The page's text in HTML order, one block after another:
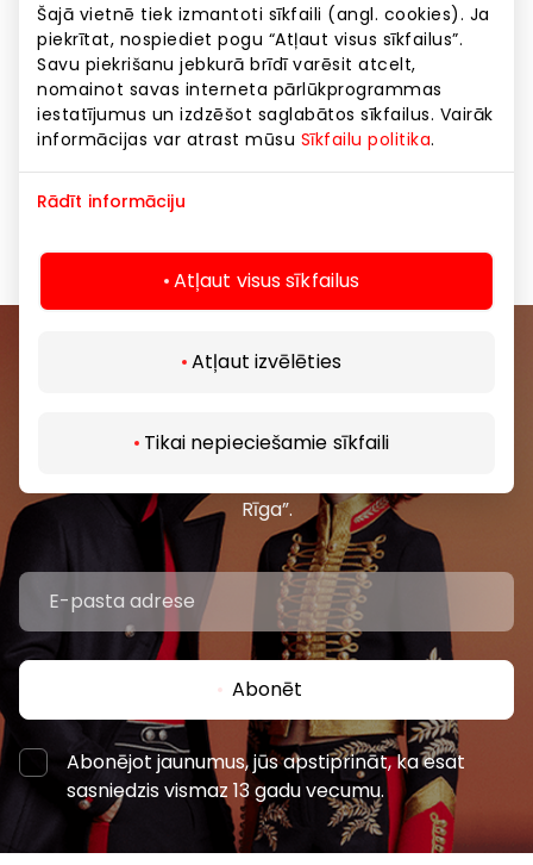
Šajā vietnē tiek izmantoti sīkfaili (angl. cookies). Ja
piekrītat, nospiediet pogu “Atļaut visus sīkfailus”.
Savu piekrišanu jebkurā brīdī varēsit atcelt,
nomainot savas interneta pārlūkprogrammas
iestatījumus un izdzēšot saglabātos sīkfailus. Vairāk
informācijas var atrast mūsu Sīkfailu politika.
Rādīt informāciju
Atļaut visus sīkfailus
Atļaut izvēlēties
Tikai nepieciešamie sīkfaili
Pievienojieties mūsu kopienai
pasākumiem un jaunāko informāciju iepirkšanās un
Rīga”.
Abonēt
Abonējot jaunumus, jūs apstiprināt, ka esat
sasniedzis vismaz 13 gadu vecumu.